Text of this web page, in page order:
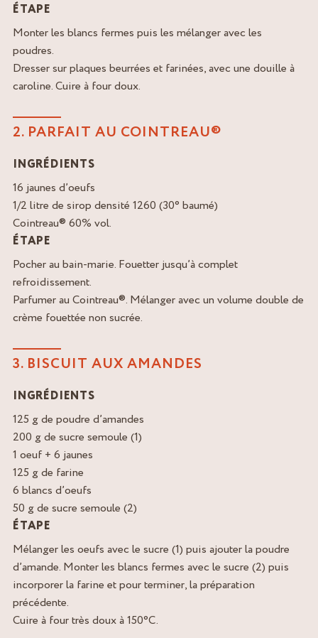
ÉTAPE
Monter les blancs fermes puis les mélanger avec les
poudres.
Dresser sur plaques beurrées et farinées, avec une douille à
caroline. Cuire à four doux.
2. PARFAIT AU COINTREAU®
INGRÉDIENTS
16 jaunes d’oeufs
1/2 litre de sirop densité 1260 (30° baumé)
Cointreau® 60% vol.
ÉTAPE
Pocher au bain-marie. Fouetter jusqu’à complet
refroidissement.
Parfumer au Cointreau®. Mélanger avec un volume double de
crème fouettée non sucrée.
3. BISCUIT AUX AMANDES
INGRÉDIENTS
125 g de poudre d’amandes
200 g de sucre semoule (1)
1 oeuf + 6 jaunes
125 g de farine
6 blancs d’oeufs
50 g de sucre semoule (2)
ÉTAPE
Mélanger les oeufs avec le sucre (1) puis ajouter la poudre
d’amande. Monter les blancs fermes avec le sucre (2) puis
incorporer la farine et pour terminer, la préparation
précédente.
Cuire à four très doux à 150°C.